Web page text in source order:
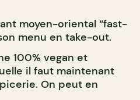
moyen-oriental “fast-
menu en take-out.
100% vegan et
il faut maintenant
On peut en